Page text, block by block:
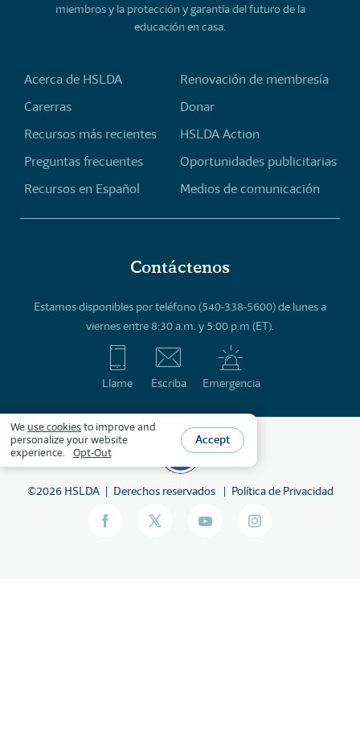
miembros y la protección y garantía del futuro de la
educación en casa.
Acerca de HSLDA
Carerras
Recursos más recientes
Preguntas frecuentes
Recursos en Español
Renovación de membresía
Donar
HSLDA Action
Oportunidades publicitarias
Medios de comunicación
Contáctenos
Estamos disponibles por teléfono (540-338-5600) de lunes a
viernes entre 8:30 a.m. y 5:00 p.m (ET).
Llame Escriba Emergencia
©2026 HSLDA Derechos reservados Política de Privacidad
We use cookiesto improve and
personalize your website
experience.
Opt-Out
Accept